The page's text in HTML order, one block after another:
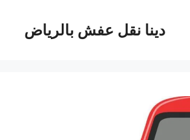
دينا نقل عفش بالرياض